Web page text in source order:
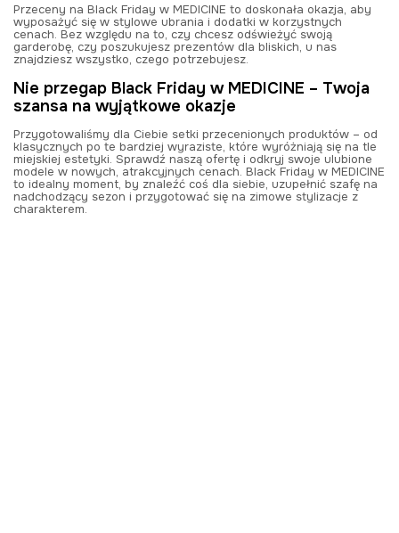
Przeceny na Black Friday w MEDICINE to doskonała okazja, aby
wyposażyć się w stylowe ubrania i dodatki w korzystnych
cenach. Bez względu na to, czy chcesz odświeżyć swoją
garderobę, czy poszukujesz prezentów dla bliskich, u nas
znajdziesz wszystko, czego potrzebujesz.
Nie przegap Black Friday w MEDICINE – Twoja
szansa na wyjątkowe okazje
Przygotowaliśmy dla Ciebie setki przecenionych produktów – od
klasycznych po te bardziej wyraziste, które wyróżniają się na tle
miejskiej estetyki. Sprawdź naszą ofertę i odkryj swoje ulubione
modele w nowych, atrakcyjnych cenach. Black Friday w MEDICINE
to idealny moment, by znaleźć coś dla siebie, uzupełnić szafę na
nadchodzący sezon i przygotować się na zimowe stylizacje z
charakterem.